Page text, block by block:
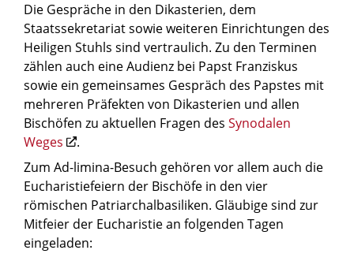
Die Gespräche in den Dikasterien, dem
Staatssekretariat sowie weiteren Einrichtungen des
Heiligen Stuhls sind vertraulich. Zu den Terminen
zählen auch eine Audienz bei Papst Franziskus
sowie ein gemeinsames Gespräch des Papstes mit
mehreren Präfekten von Dikasterien und allen
Bischöfen zu aktuellen Fragen des Synodalen
Weges
.
Zum Ad-limina-Besuch gehören vor allem auch die
Eucharistiefeiern der Bischöfe in den vier
römischen Patriarchalbasiliken. Gläubige sind zur
Mitfeier der Eucharistie an folgenden Tagen
eingeladen: